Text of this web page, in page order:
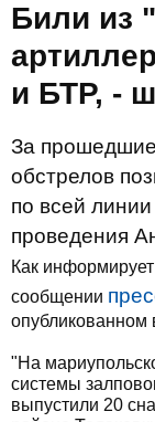
Били из
и БТР, -
За
обстрелов
по всей
проведения
Как информирует
сообщении
опубликованном
"На
системы
выпустили 20